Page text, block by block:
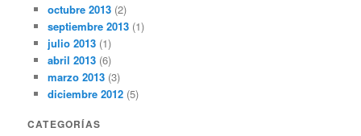
octubre 2013 (2)
septiembre 2013 (1)
julio 2013 (1)
abril 2013 (6)
marzo 2013 (3)
diciembre 2012 (5)
CATEGORÍAS